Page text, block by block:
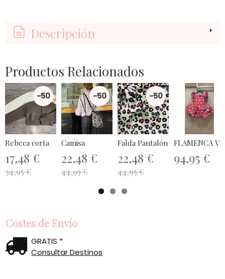
Costes de Envío
GRATIS *
Consultar Destinos
Descripción
Productos Relacionados
-50
%
Rebeca corta
17,48 €
34,95 €
-50
%
Camisa
22,48 €
44,95 €
-50
%
Falda Pantalón
22,48 €
44,95 €
FLAMENCA
94,95 €